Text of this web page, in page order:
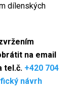
dílenských
na email
tel.č. +420 704
návrh